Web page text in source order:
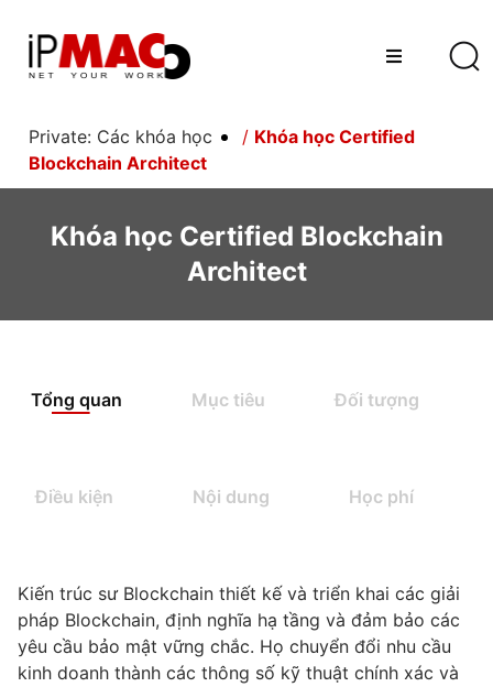
Private: Các khóa học / Khóa học Certified
Blockchain Architect
Khóa học Certified Blockchain
Architect
Tổng quan Mục tiêu Đối tượng
Điều kiện Nội dung Học phí
Kiến trúc sư Blockchain thiết kế và triển khai các giải
pháp Blockchain, định nghĩa hạ tầng và đảm bảo các
yêu cầu bảo mật vững chắc. Họ chuyển đổi nhu cầu
kinh doanh thành các thông số kỹ thuật chính xác và